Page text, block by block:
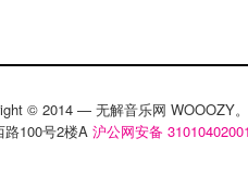
© 2014 — 无解音乐网 WOOOZY
路100号2楼A 沪公网安备